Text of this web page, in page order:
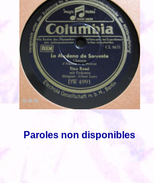
Paroles non disponibles